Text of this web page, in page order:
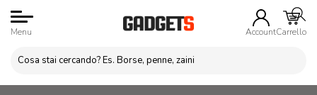
Menu AccountCarrello